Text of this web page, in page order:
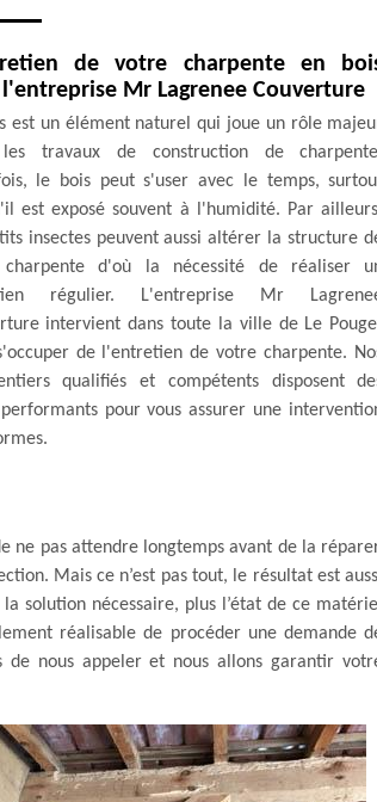
de votre charpente en
l'entreprise Mr Lagrenee Couverture
est un élément naturel qui joue un rôle
travaux de construction de
le bois peut s'user avec le temps,
est exposé souvent à l'humidité. Par
insectes peuvent aussi altérer la structure
d'où la nécessité de réaliser
régulier. L'entreprise Mr
intervient dans toute la ville de Le
de l'entretien de votre charpente.
qualifiés et compétents disposent
pour vous assurer une
ne pas attendre longtemps avant de la
Mais ce n’est pas tout, le résultat est
solution nécessaire, plus l’état de ce matériel
réalisable de procéder une demande
de nous appeler et nous allons garantir